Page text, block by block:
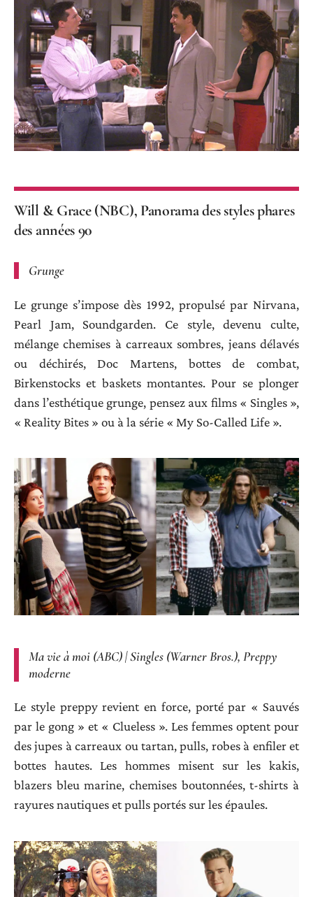
Will & Grace (NBC), Panorama des styles phares
des années 90
Grunge
Le grunge s’impose dès 1992, propulsé par Nirvana,
Pearl Jam, Soundgarden. Ce style, devenu culte,
mélange chemises à carreaux sombres, jeans délavés
ou déchirés, Doc Martens, bottes de combat,
Birkenstocks et baskets montantes. Pour se plonger
dans l’esthétique grunge, pensez aux films « Singles »,
« Reality Bites » ou à la série « My So-Called Life ».
Ma vie à moi (ABC) | Singles (Warner Bros.), Preppy
moderne
Le style preppy revient en force, porté par « Sauvés
par le gong » et « Clueless ». Les femmes optent pour
des jupes à carreaux ou tartan, pulls, robes à enfiler et
bottes hautes. Les hommes misent sur les kakis,
blazers bleu marine, chemises boutonnées, t-shirts à
rayures nautiques et pulls portés sur les épaules.